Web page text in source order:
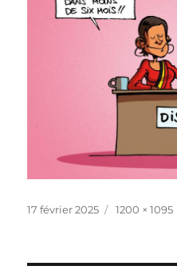
Publié
17 février 2025
Taille
1200 × 1095